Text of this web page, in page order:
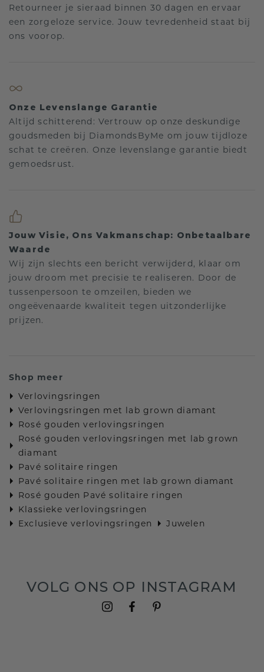
Retourneer je sieraad binnen 30 dagen en ervaar
een zorgeloze service. Jouw tevredenheid staat bij
ons voorop.
Onze Levenslange Garantie
Altijd schitterend: Vertrouw op onze deskundige
goudsmeden bij DiamondsByMe om jouw tijdloze
schat te creëren. Onze levenslange garantie biedt
gemoedsrust.
Jouw Visie, Ons Vakmanschap: Onbetaalbare
Waarde
Wij zijn slechts een bericht verwijderd, klaar om
jouw droom met precisie te realiseren. Door de
tussenpersoon te omzeilen, bieden we
ongeëvenaarde kwaliteit tegen uitzonderlijke
prijzen.
Shop meer
Verlovingsringen
Verlovingsringen met lab grown diamant
Rosé gouden verlovingsringen
Rosé gouden verlovingsringen met lab grown
diamant
Pavé solitaire ringen
Pavé solitaire ringen met lab grown diamant
Rosé gouden Pavé solitaire ringen
Klassieke verlovingsringen
Exclusieve verlovingsringen
Juwelen
VOLG ONS OP INSTAGRAM